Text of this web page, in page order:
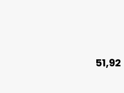
51,92